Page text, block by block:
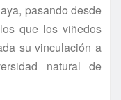
pasando desde
que los viñedos
su vinculación a
natural de